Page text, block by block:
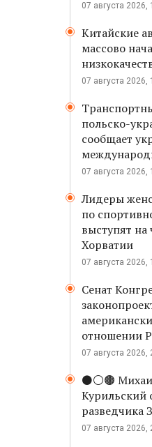
07 августа 2026,
Китайские
массово
07 августа 2026,
польско-
сообщает
07 августа 2026,
Лидеры
по
выступят
Хорватии
07 августа 2026,
Сенат
отношении
07 августа 2026,
⚫️⚪️🟤
Курильский
разведчика
07 августа 2026,